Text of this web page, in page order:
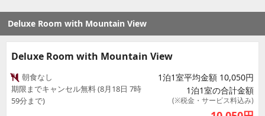
Deluxe Room with Mountain View
Deluxe Room with Mountain View
朝食なし
期限までキャンセル無料 (8月18日 7時
59分まで)
1泊1室平均金額 10,050円
1泊1室の合計金額
(※税金・サービス料込み)